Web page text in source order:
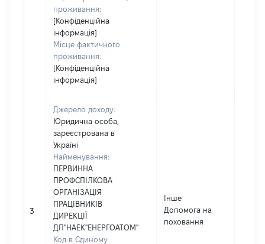
проживання:
[Конфіденційна
інформація]
Місце фактичного
проживання:
[Конфіденційна
інформація]
3
Джерело доходу:
Юридична особа,
зареєстрована в
Україні
Найменування:
ПЕРВИННА
ПРОФСПІЛКОВА
ОРГАНІЗАЦІЯ
ПРАЦІВНИКІВ
ДИРЕКЦІЇ
ДП"НАЕК"ЕНЕРГОАТОМ"
Код в Єдиному
Інше
Допомога на
поховання